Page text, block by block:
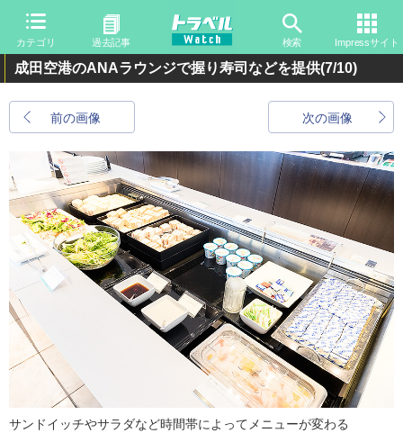
カテゴリ 過去記事 検索 Impressサイト
成田空港のANAラウンジで握り寿司などを提供(7/10)
前の画像 次の画像
サンドイッチやサラダなど時間帯によってメニューが変わる